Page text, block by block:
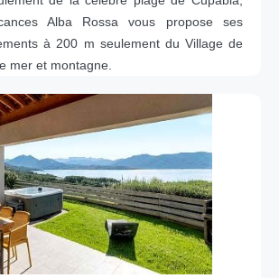
Alba Rossa vous propose ses
à 200 m seulement du Village de
mer et montagne.